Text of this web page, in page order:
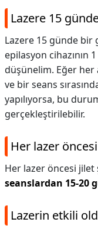
Lazere 15
Lazere 15 günde bir
epilasyon cihazının
düşünelim. Eğer her
ve bir seans
yapılıyorsa, bu
gerçekleştirilebilir.
Her lazer
Her lazer öncesi jilet
seanslardan 15-20
Lazerin etkili